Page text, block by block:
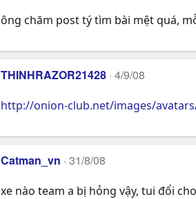
ông chăm post tý tìm bài mệt quá,
THINHRAZOR21428 4/9/08
http://onion-club.net/images/
Catman_vn 31/8/08
xe nào team a bị hỏng vậy, tui đổi cho